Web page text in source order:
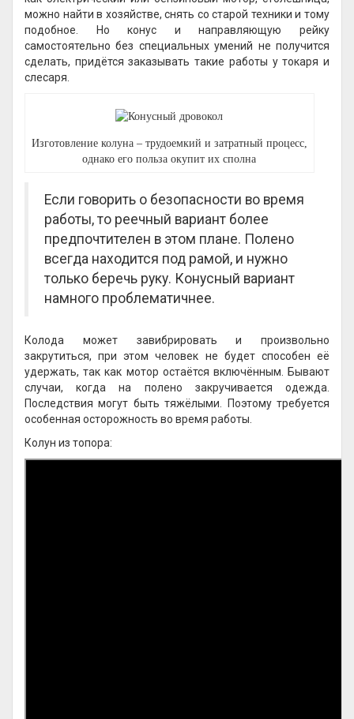
можно найти в хозяйстве, снять со старой техники и тому
подобное. Но конус и направляющую рейку
самостоятельно без специальных умений не получится
сделать, придётся заказывать такие работы у токаря и
слесаря.
Изготовление колуна – трудоемкий и затратный процесс,
однако его польза окупит их сполна
Если говорить о безопасности во время
работы, то реечный вариант более
предпочтителен в этом плане. Полено
всегда находится под рамой, и нужно
только беречь руку. Конусный вариант
намного проблематичнее.
Колода может завибрировать и произвольно
закрутиться, при этом человек не будет способен её
удержать, так как мотор остаётся включённым. Бывают
случаи, когда на полено закручивается одежда.
Последствия могут быть тяжёлыми. Поэтому требуется
особенная осторожность во время работы.
Колун из топора: